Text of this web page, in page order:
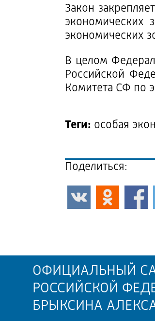
Закон
экономических
экономических
В целом
Российской
Комитета СФ по
Теги: особая
Поделиться:
ОФИЦИАЛЬНЫЙ
РОССИЙСКОЙ
БРЫКСИНА